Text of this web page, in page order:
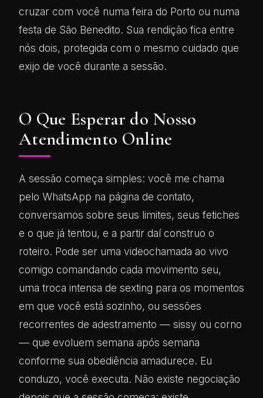
cruzar com você numa feira do Porto ou numa
festa de São Benedito. Sua rendição fica entre
nós dois, protegida com o mesmo cuidado que
exijo de você durante a sessão.
O Que Esperar do Nosso
Atendimento Online
A sessão começa simples: você me chama
pelo WhatsApp na página de contato,
conversamos sobre seus limites, seus fetiches
e o que já tentou, e a partir daí construo o
roteiro. Pode ser uma videochamada ao vivo
comigo comandando cada movimento seu,
uma troca intensa de sexting para os momentos
em que você está sozinho, ou sessões
recorrentes de adestramento — sissy ou corno
— que evoluem semana após semana
conforme sua obediência amadurece. Eu
conduzo, você executa. Não existe negociação